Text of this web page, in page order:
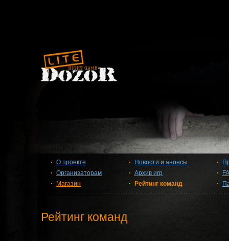
О проекте
Организаторам
Магазин
Новости и анонсы
Архив игр
Рейтинг команд
Рейтинг команд